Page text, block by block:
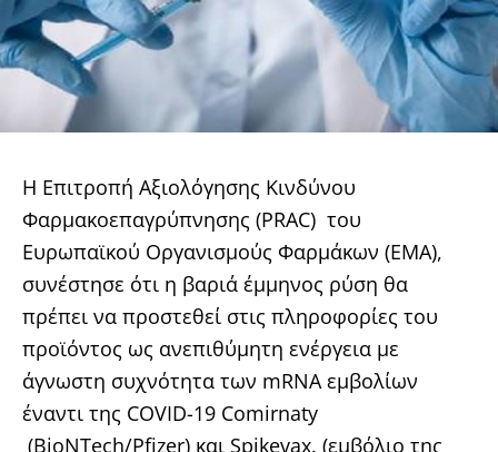
Η Επιτροπή Αξιολόγησης Κινδύνου
Φαρμακοεπαγρύπνησης (PRAC) του
Ευρωπαϊκού Οργανισμούς Φαρμάκων (EMA),
συνέστησε ότι η βαριά έμμηνος ρύση θα
πρέπει να προστεθεί στις πληροφορίες του
προϊόντος ως ανεπιθύμητη ενέργεια με
άγνωστη συχνότητα των mRNA εμβολίων
έναντι της COVID-19 Comirnaty
(BioNTech/Pfizer) και Spikevax. (εμβόλιο της